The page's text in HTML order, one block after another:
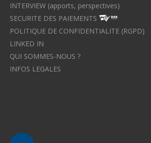
INTERVIEW (apports, perspectives)
SECURITE DES PAIEMENTS
POLITIQUE DE CONFIDENTIALITE (RGPD)
LINKED IN
QUI SOMMES-NOUS ?
INFOS LEGALES